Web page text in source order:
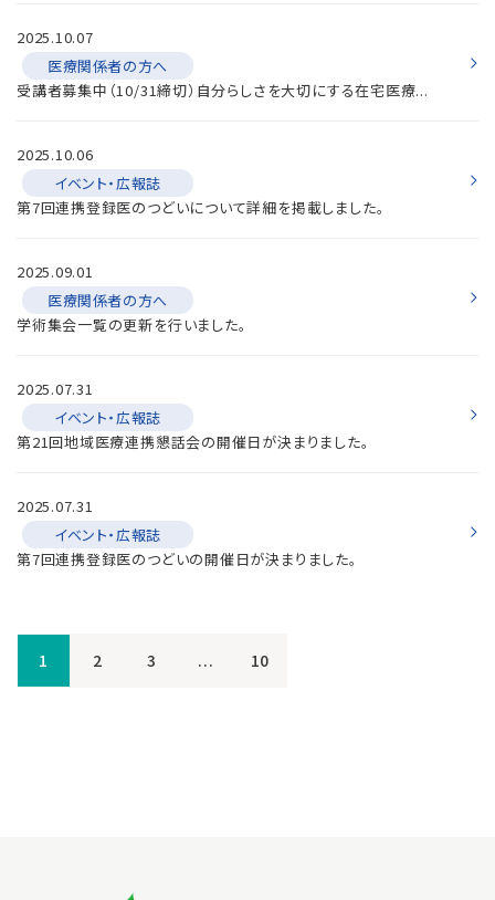
2025.10.07
医療関係者の方へ
受講者募集中（10/31締切）自分らしさを大切にする在宅医療...
2025.10.06
イベント・広報誌
第7回連携登録医のつどいについて詳細を掲載しました。
2025.09.01
医療関係者の方へ
学術集会一覧の更新を行いました。
2025.07.31
イベント・広報誌
第21回地域医療連携懇話会の開催日が決まりました。
2025.07.31
イベント・広報誌
第7回連携登録医のつどいの開催日が決まりました。
1 2 3 ... 10